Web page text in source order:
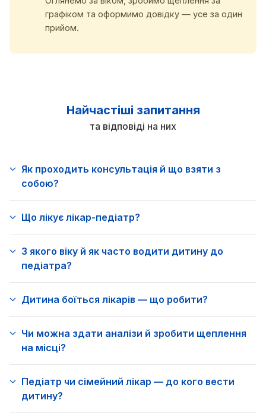
графіком та оформимо довідку — усе за один
прийом.
Найчастіші запитання
та відповіді на них
Як проходить консультація й що взяти з
собою?
Що лікує лікар-педіатр?
З якого віку й як часто водити дитину до
педіатра?
Дитина боїться лікарів — що робити?
Чи можна здати аналізи й зробити щеплення
на місці?
Педіатр чи сімейний лікар — до кого вести
дитину?